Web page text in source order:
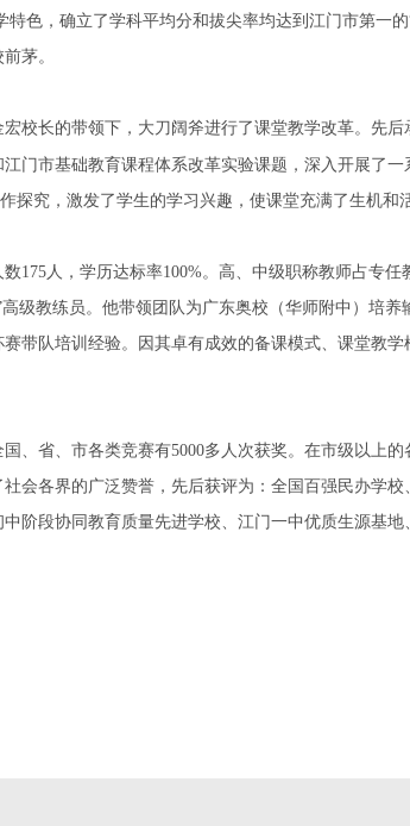
色，确立了学科平均分和拔尖率均达到江门市第一
茅。
校长的带领下，大刀阔斧进行了课堂教学改革。先
江门市基础教育课程体系改革实验课题，深入开展了一
探究 ，激发了学生的学习兴趣，使课堂充满了生机和
数175人，学历达标率100%。高、中级职称教师占专任
高级教练员。他带领团队为广东奥校（华师附中）培养
带队培训经验。因其卓有成效的备课模式、课堂教
、省、市各类竞赛有5000多人次获奖。在市级以上
会各界的广泛赞誉，先后获评为：全国百强民办学
阶段协同教育质量先进学校、江门一中优质生源基地